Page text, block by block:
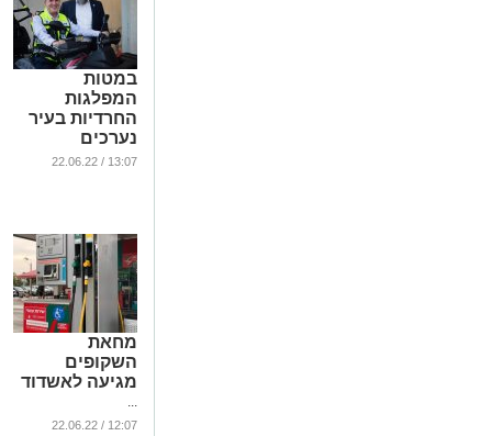
במטות
המפלגות
החרדיות בעיר
נערכים
לבחירות
13:07 / 22.06.22
מחאת
השקופים
מגיעה לאשדוד
...
12:07 / 22.06.22